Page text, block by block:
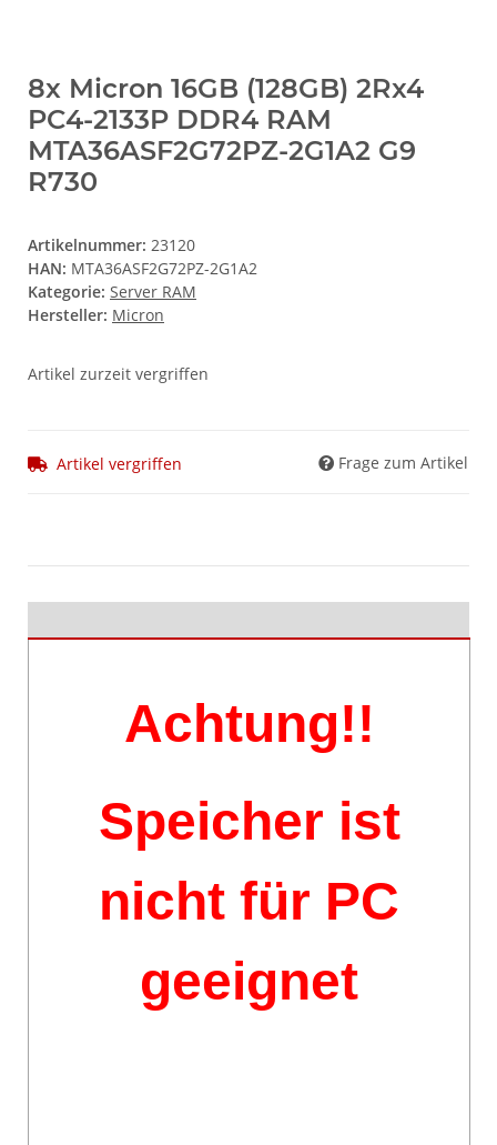
8x Micron 16GB (128GB) 2Rx4
PC4-2133P DDR4 RAM
MTA36ASF2G72PZ-2G1A2 G9
R730
Artikelnummer: 23120
HAN: MTA36ASF2G72PZ-2G1A2
Kategorie: Server RAM
Hersteller: Micron
Artikel zurzeit vergriffen
Artikel vergriffen Frage zum Artikel
Achtung!!
Speicher ist
nicht für PC
geeignet